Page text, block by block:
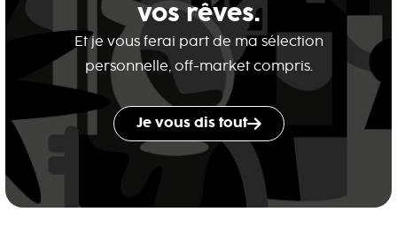
vos rêves.
Et je vous ferai part de ma sélection
personnelle, off-market compris.
Je vous dis tout